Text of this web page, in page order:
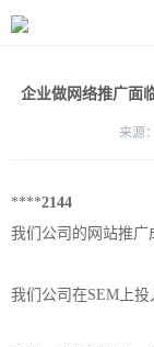
企业做网络推广面
来源：
****2144
我们公司的网站推广
我们公司在SEM上投